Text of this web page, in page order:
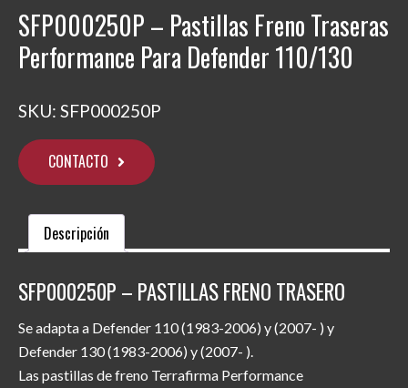
SFP000250P – Pastillas Freno Traseras
Performance Para Defender 110/130
SKU: SFP000250P
CONTACTO
Descripción
SFP000250P – PASTILLAS FRENO TRASERO
Se adapta a Defender 110 (1983-2006) y (2007- ) y
Defender 130 (1983-2006) y (2007- ).
Las pastillas de freno Terrafirma Performance